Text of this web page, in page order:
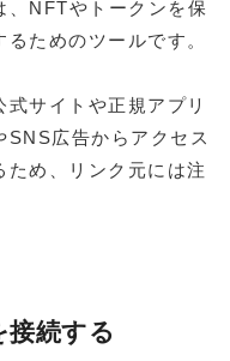
、NFTやトークンを保
ためのツールです。
サイトや正規アプリ
SNS広告からアクセス
ため、リンク元には注
続する